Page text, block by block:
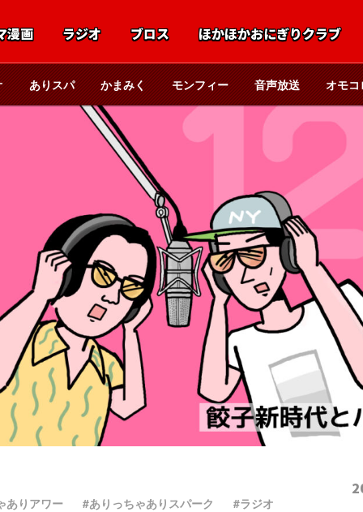
漫画 ラジオ ブロス ほかほかおにぎりクラブ
ありスパ かまみく モンフィー 音声放送 オモ
ありアワー #ありっちゃありスパーク #ラジオ